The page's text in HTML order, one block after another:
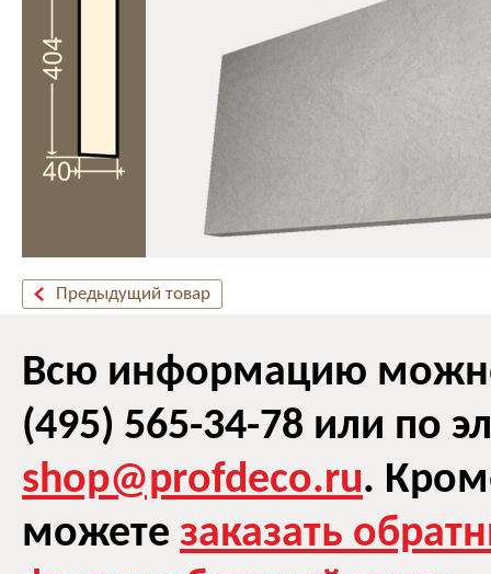
Предыдущий товар
Всю информацию
(495) 565-34-78 или по
shop@profdeco.ru.
можете заказать